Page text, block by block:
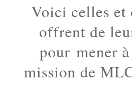
Voici celles et
offrent de
pour mener
mission de